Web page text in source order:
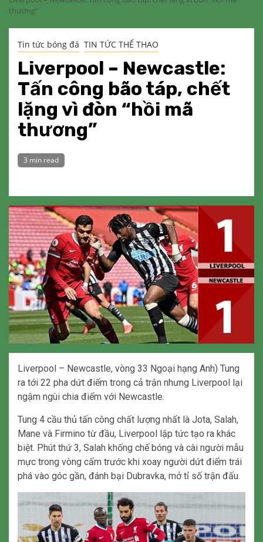
thương”
Tin tức bóng đá TIN TỨC THỂ THAO
Liverpool – Newcastle:
Tấn công bão táp, chết
lặng vì đòn “hồi mã
thương”
3 min read
Liverpool – Newcastle, vòng 33 Ngoại hạng Anh) Tung
ra tới 22 pha dứt điểm trong cả trận nhưng Liverpool lại
ngậm ngùi chia điểm với Newcastle.
Tung 4 cầu thủ tấn công chất lượng nhất là Jota, Salah,
Mane và Firmino từ đầu, Liverpool lập tức tạo ra khác
biệt. Phút thứ 3, Salah khống chế bóng và cài người mẫu
mực trong vòng cấm trước khi xoay người dứt điểm trái
phá vào góc gần, đánh bại Dubravka, mở tỉ số trận đấu.